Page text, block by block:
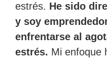
estrés. He sido
y soy
enfrentarse al
estrés. Mi enfoque